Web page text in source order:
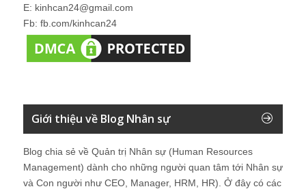
E: kinhcan24@gmail.com
Fb: fb.com/kinhcan24
Giới thiệu về Blog Nhân sự
Blog chia sẻ về Quản trị Nhân sự (Human Resources
Management) dành cho những người quan tâm tới Nhân sự
và Con người như CEO, Manager, HRM, HR). Ở đây có các